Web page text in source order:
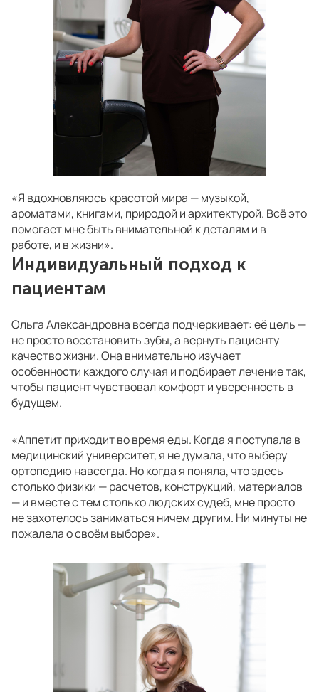
«Я вдохновляюсь красотой мира — музыкой,
ароматами, книгами, природой и архитектурой. Всё это
помогает мне быть внимательной к деталям и в
работе, и в жизни».
Индивидуальный подход к
пациентам
Ольга Александровна всегда подчеркивает: её цель —
не просто восстановить зубы, а вернуть пациенту
качество жизни. Она внимательно изучает
особенности каждого случая и подбирает лечение так,
чтобы пациент чувствовал комфорт и уверенность в
будущем.
«Аппетит приходит во время еды. Когда я поступала в
медицинский университет, я не думала, что выберу
ортопедию навсегда. Но когда я поняла, что здесь
столько физики — расчетов, конструкций, материалов
— и вместе с тем столько людских судеб, мне просто
не захотелось заниматься ничем другим. Ни минуты не
пожалела о своём выборе».